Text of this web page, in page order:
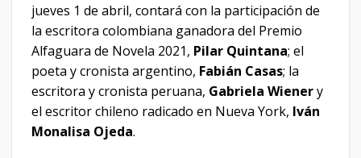
jueves 1 de abril, contará con la participación de
la escritora colombiana ganadora del Premio
Alfaguara de Novela 2021, Pilar Quintana; el
poeta y cronista argentino, Fabián Casas; la
escritora y cronista peruana, Gabriela Wienery
el escritor chileno radicado en Nueva York, Iván
Monalisa Ojeda.